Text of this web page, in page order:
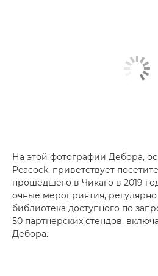
На этой фотографии Дебора,
Peacock, приветствует
прошедшего в Чикаго в 2019
очные мероприятия,
библиотека доступного по
50 партнерских стендов,
Дебора.